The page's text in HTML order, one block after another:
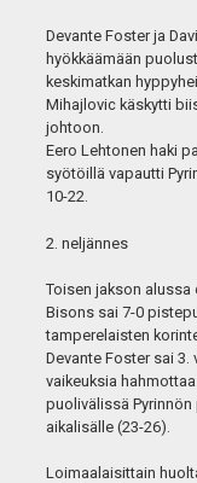
Devante Foster ja
hyökkäämään
keskimatkan
Mihajlovic käskytti
johtoon.
Eero Lehtonen haki
syötöillä vapautti
10-22.
2. neljännes
Toisen jakson alussa
Bisons sai 7-0
tamperelaisten
Devante Foster sai 3.
vaikeuksia
puolivälissä
aikalisälle (23-26).
Loimaalaisittain